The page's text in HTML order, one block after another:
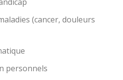
(cancer, douleurs
personnels